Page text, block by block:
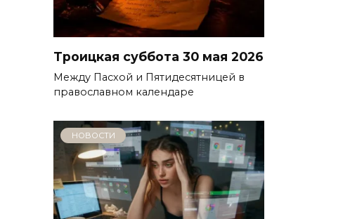
Троицкая суббота 30 мая 2026
Между Пасхой и Пятидесятницей в
православном календаре
НОВОСТИ